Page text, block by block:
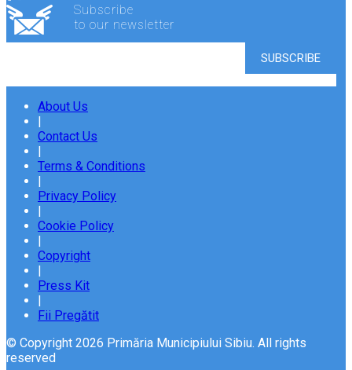
Subscribe
to our newsletter
About Us
|
Contact Us
|
Terms & Conditions
|
Privacy Policy
|
Cookie Policy
|
Copyright
|
Press Kit
|
Fii Pregătit
© Copyright 2026 Primăria Municipiului Sibiu. All rights
reserved